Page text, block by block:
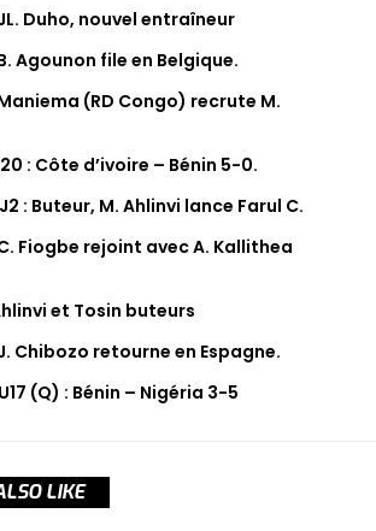
Duho, nouvel entraîneur
Agounon file en Belgique.
(RD Congo) recrute M.
: Côte d’ivoire – Bénin 5-0.
: Buteur, M. Ahlinvi lance Farul C.
Fiogbe rejoint avec A. Kallithea
et Tosin buteurs
Chibozo retourne en Espagne.
(Q) : Bénin – Nigéria 3-5
LIKE